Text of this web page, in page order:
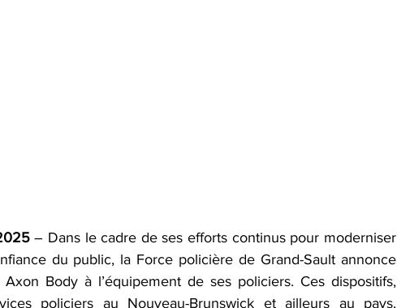
– Dans le cadre de ses efforts continus pour moderniser
du public, la Force policière de Grand-Sault annonce
Axon Body à l’équipement de ses policiers. Ces dispositifs,
policiers au Nouveau-Brunswick et ailleurs au pays,